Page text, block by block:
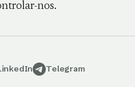
nos.
Telegram